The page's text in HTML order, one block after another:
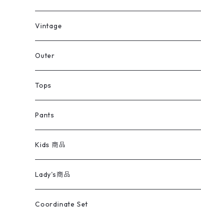
ミリタリーデッドストック
アウター
デニムジャケット
ミリタリージャケット
トップス
半袖シャツ
長袖シャツ
パンツ
デニムパンツ
ミリタリーパンツ
レディース
アウター
トップス
キッズ
アウター
ライフスタイル雑貨
Vintage
Jacket
Tee
Sweat Shirts
REVERSE WEAVE
Pants
Shirts
Ladies
Outer
コート
デニムジャケット
ミリタリージャケット
スウィングトップ
アウトドアナイロンジャケット
Tops
Tシャツ
長袖シャツ
ブランドシャツ
ストライプシャツ
半袖シャツ
ポロシャツ
Pants
デニムパンツ
501,505
バギーズデニム
ミリタリーパンツ
チノパンツ
Kids 商品
Vintage
Tops
Tops
Lady's商品
Tシャツ
Coordinate Set